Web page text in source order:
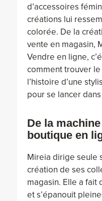
d’accessoires
créations lui
colorée. De la
vente en magasin,
Vendre en ligne,
comment trouver
l’histoire d’une
pour se lancer
De la
boutique en
Mireia dirige seule
création de ses
magasin. Elle a fait
et s’épanouit